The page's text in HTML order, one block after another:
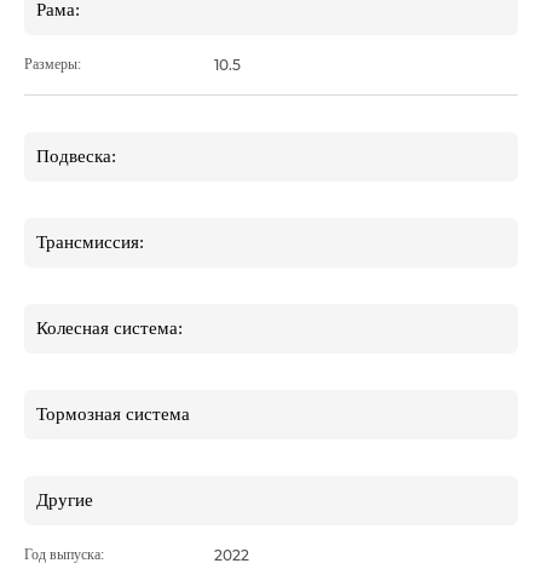
Рама:
Размеры: 10.5
Подвеска:
Трансмиссия:
Колесная система:
Тормозная система
Другие
Год выпуска: 2022